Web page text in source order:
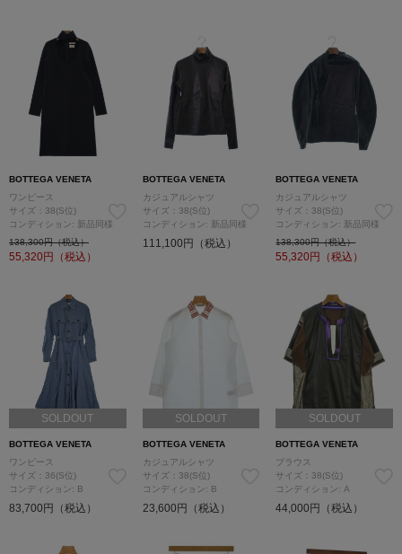
BOTTEGA VENETA
ワンピース
サイズ：38(S位)
コンディション: 新品同様
138,300円（税込）
55,320円（税込）
BOTTEGA VENETA
カジュアルシャツ
サイズ：38(S位)
コンディション: 新品同様
111,100円（税込）
BOTTEGA VENETA
カジュアルシャツ
サイズ：38(S位)
コンディション: 新品同様
138,300円（税込）
55,320円（税込）
SOLDOUT
BOTTEGA VENETA
ワンピース
サイズ：36(S位)
コンディション: B
83,700円（税込）
SOLDOUT
BOTTEGA VENETA
カジュアルシャツ
サイズ：38(S位)
コンディション: B
23,600円（税込）
SOLDOUT
BOTTEGA VENETA
ブラウス
サイズ：38(S位)
コンディション: A
44,000円（税込）